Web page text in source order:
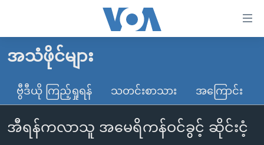
လွယ်ကူ
သည့်
Link
များ
မူလစာမျက်နှာ
မြန်မာ
ကမ္ဘာ့သတင်းများ
နိုင်ငံတကာ
ဗွီဒီယို
အသံဖိုင်များ
ဗွီဒီယို ကြည့်ရှုရန် သတင်းစာသား အကြောင်း
အီရန်ကလာသူ အမေရိကန်ဝင်ခွင့် ဆိုင်းငံ့